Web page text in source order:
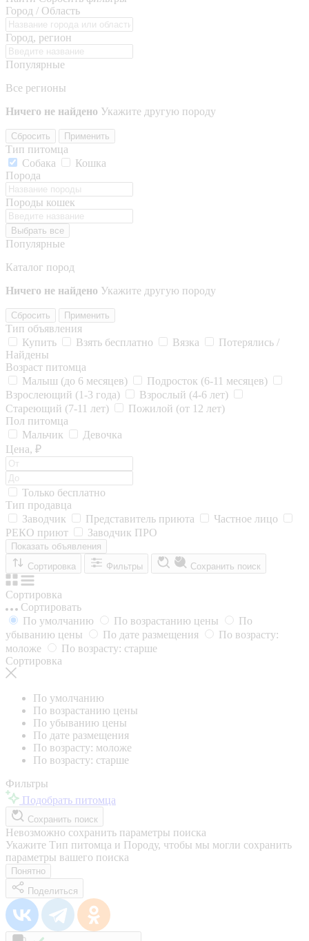
Город / Область
Город, регион
Популярные
Все регионы
Ничего не найдено Укажите другую породу
Сбросить Применить
Тип питомца
Собака
Кошка
Порода
Породы кошек
Выбрать все
Популярные
Каталог пород
Ничего не найдено Укажите другую породу
Сбросить Применить
Тип объявления
Купить
Взять бесплатно Вязка
Потерялись /
Найдены
Возраст питомца
Малыш (до 6 месяцев)
Подросток (6-11 месяцев)
Взрослеющий (1-3 года)
Взрослый (4-6 лет)
Стареющий (7-11 лет)
Пожилой (от 12 лет)
Пол питомца
Мальчик
Девочка
Цена, ₽
Только бесплатно
Тип продавца
Заводчик
Представитель приюта
Частное лицо
РЕКО приют
Заводчик ПРО
Показать объявления
Сортировка
Фильтры Сохранить поиск
Сортировка
Сортировать
По умолчанию
По возрастанию цены
По
убыванию цены
По дате размещения
По возрасту:
моложе
По возрасту: старше
Сортировка
По умолчанию
По возрастанию цены
По убыванию цены
По дате размещения
По возрасту: моложе
По возрасту: старше
Фильтры
Подобрать питомца
Сохранить поиск
Невозможно сохранить параметры поиска
Укажите Тип питомца и Породу, чтобы мы могли сохранить
параметры вашего поиска
Понятно
Поделиться